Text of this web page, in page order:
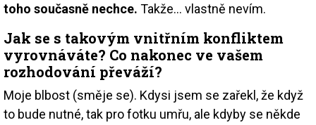
toho současně nechce. Takže… vlastně nevím.
Jak se s takovým vnitřním konfliktem
vyrovnáváte? Co nakonec ve vašem
rozhodování převáží?
Moje blbost (směje se). Kdysi jsem se zařekl, že když
to bude nutné, tak pro fotku umřu, ale kdyby se někde